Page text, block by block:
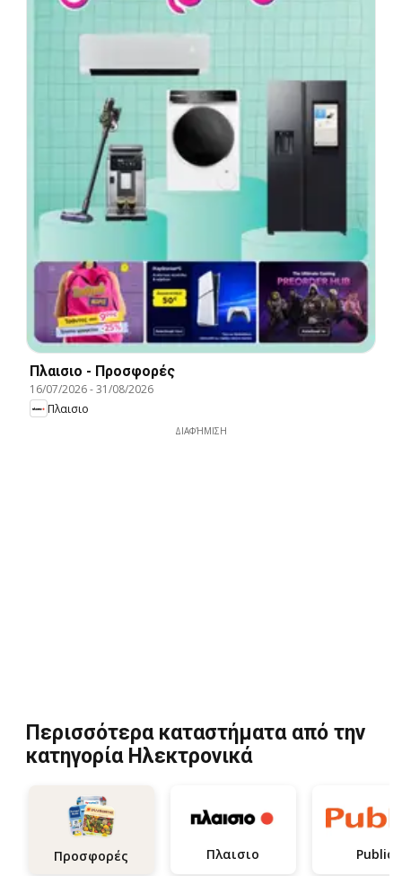
Πλαισιο - Προσφορές
16/07/2026-31/08/2026
Πλαισιο
ΔΙΑΦΉΜΙΣΗ
Περισσότερα καταστήματα από την
κατηγορία Hλεκτρονικά
Προσφορές Πλαισιο Public